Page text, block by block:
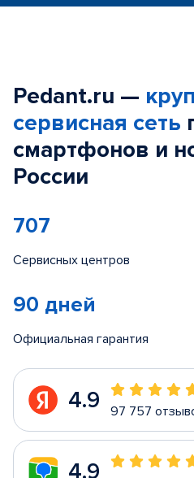
Pedant.ru —
сервисная сеть
смартфонов и
России
707
Сервисных центров
90 дней
Официальная гарантия
4.9 97 757
4.9